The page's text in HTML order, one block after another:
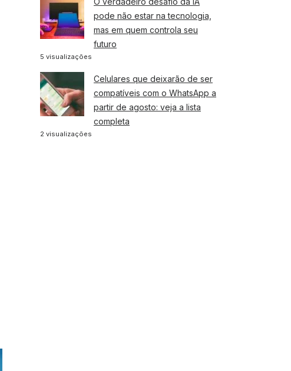
pode não estar na tecnologia,
mas em quem controla seu
futuro
5 visualizações
Celulares que deixarão de ser
compatíveis com o WhatsApp a
partir de agosto: veja a lista
completa
2 visualizações